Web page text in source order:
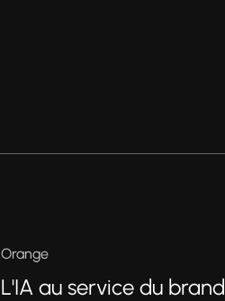
Orange
L'IA au service du